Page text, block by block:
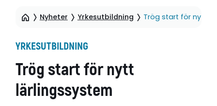
Nyheter Yrkesutbildning Trög start för nytt
YRKESUTBILDNING
Trög start för nytt
lärlingssystem